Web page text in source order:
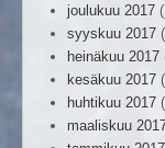
joulukuu 2017
syyskuu 2017
heinäkuu 2017
kesäkuu 2017
huhtikuu 2017
maaliskuu